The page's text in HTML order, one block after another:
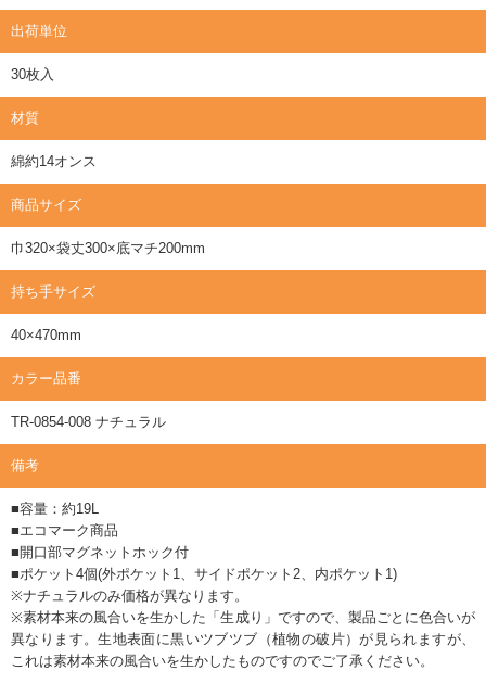
出荷単位
30枚入
材質
綿約14オンス
商品サイズ
巾320×袋丈300×底マチ200mm
持ち手サイズ
40×470mm
カラー品番
TR-0854-008 ナチュラル
備考
■容量：約19L
■エコマーク商品
■開口部マグネットホック付
■ポケット4個(外ポケット1、サイドポケット2、内ポケット1)
※ナチュラルのみ価格が異なります。
※素材本来の風合いを生かした「生成り」ですので、製品ごとに色合いが
異なります。生地表面に黒いツブツブ（植物の破片）が見られますが、
これは素材本来の風合いを生かしたものですのでご了承ください。